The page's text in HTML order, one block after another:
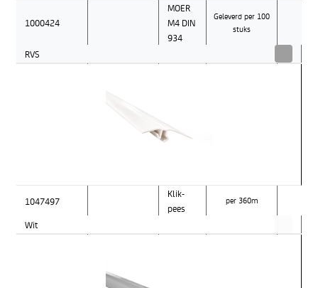
1000424
MOER
M4 DIN
934
Geleverd per 100
stuks
RVS
1047497
Klik-
pees
per 360m
Wit